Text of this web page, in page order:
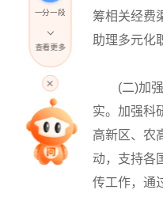
筹相关经费
助理多元化
(二)加强
实。加强科
高新区、农
动，支持各
传工作，通
一分一段
高考直播
专家指导课
查看更多